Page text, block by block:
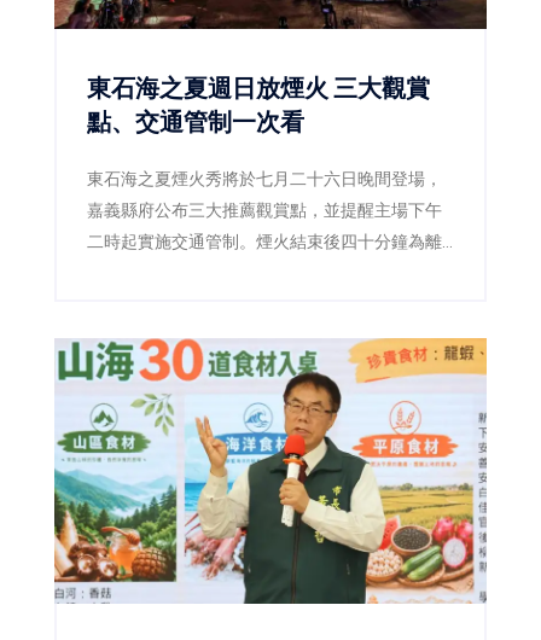
東石海之夏週日放煙火 三大觀賞
點、交通管制一次看
東石海之夏煙火秀將於七月二十六日晚間登場，
嘉義縣府公布三大推薦觀賞點，並提醒主場下午
二時起實施交通管制。煙火結束後四十分鐘為離